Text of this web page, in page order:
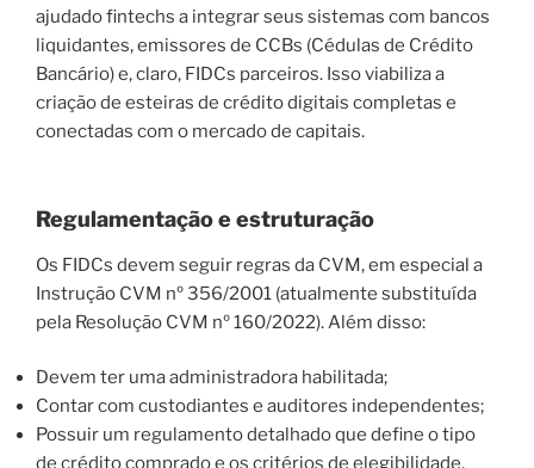
ajudado fintechs a integrar seus sistemas com bancos
liquidantes, emissores de CCBs (Cédulas de Crédito
Bancário) e, claro, FIDCs parceiros. Isso viabiliza a
criação de esteiras de crédito digitais completas e
conectadas com o mercado de capitais.
Regulamentação e estruturação
Os FIDCs devem seguir regras da CVM, em especial a
Instrução CVM nº 356/2001 (atualmente substituída
pela Resolução CVM nº 160/2022). Além disso:
Devem ter uma administradora habilitada;
Contar com custodiantes e auditores independentes;
Possuir um regulamento detalhado que define o tipo
de crédito comprado e os critérios de elegibilidade.